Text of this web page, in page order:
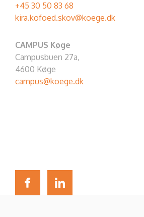
+45 30 50 83 68
kira.kofoed.skov@koege.dk
CAMPUS Køge
Campusbuen 27a,
4600 Køge
campus@koege.dk